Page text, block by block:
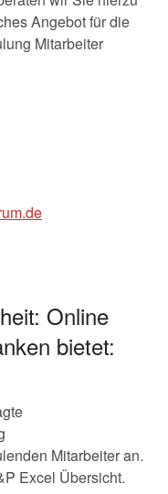
Angebot für die
Mitarbeiter
Online
bietet:
Mitarbeiter an.
Excel Übersicht.